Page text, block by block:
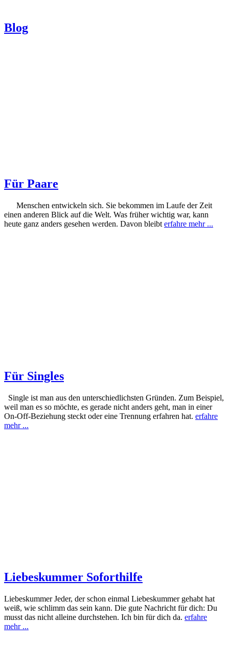
Blog
Für Paare
Menschen entwickeln sich. Sie bekommen im Laufe der Zeit
einen anderen Blick auf die Welt. Was früher wichtig war, kann
heute ganz anders gesehen werden. Davon bleibt erfahre mehr ...
Für Singles
Single ist man aus den unterschiedlichsten Gründen. Zum Beispiel,
weil man es so möchte, es gerade nicht anders geht, man in einer
On-Off-Beziehung steckt oder eine Trennung erfahren hat. erfahre
mehr ...
Liebeskummer Soforthilfe
Liebeskummer Jeder, der schon einmal Liebeskummer gehabt hat
weiß, wie schlimm das sein kann. Die gute Nachricht für dich: Du
musst das nicht alleine durchstehen. Ich bin für dich da. erfahre
mehr ...